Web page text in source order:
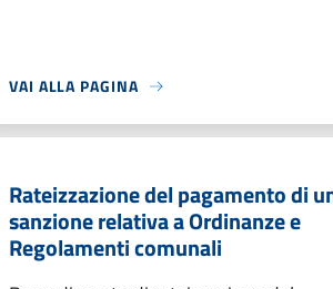
VAI ALLA PAGINA
Rateizzazione del pagamento di
sanzione relativa a Ordinanze e
Regolamenti comunali